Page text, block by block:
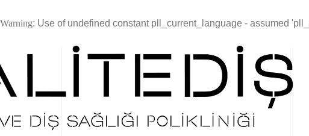
Warning: Use of undefined constant pll_current_language - assumed